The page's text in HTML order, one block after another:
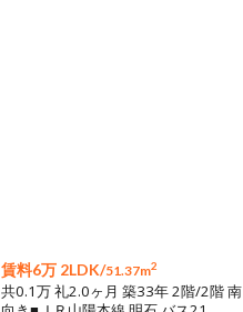
賃料6万 2LDK/51.37m2
共0.1万 礼2.0ヶ月 築33年 2階/2階 南